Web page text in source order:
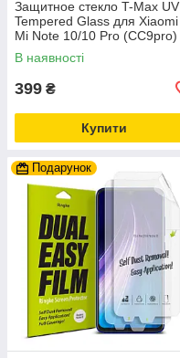
Защитное стекло T-Max UV
Tempered Glass для Xiaomi
Mi Note 10/10 Pro (CC9pro)
Clear
В наявності
399 ₴
Купити
Подарунок